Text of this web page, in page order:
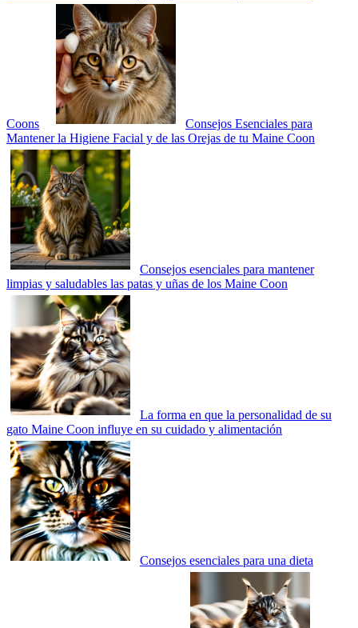
Coons
Consejos Esenciales para
Mantener la Higiene Facial y de las Orejas de tu Maine Coon
Consejos esenciales para mantener
limpias y saludables las patas y uñas de los Maine Coon
La forma en que la personalidad de su
gato Maine Coon influye en su cuidado y alimentación
Consejos esenciales para una dieta